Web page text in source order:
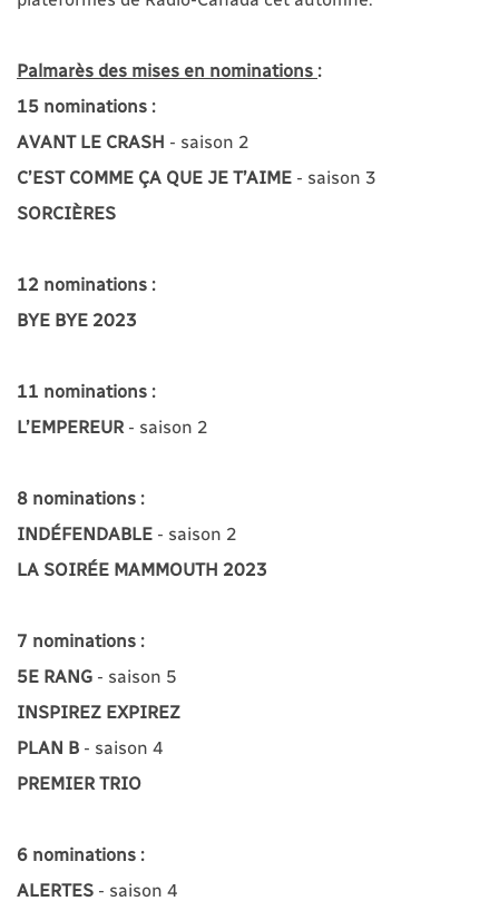
Palmarès des mises en nominations :
15 nominations :
AVANT LE CRASH - saison 2
C’EST COMME ÇA QUE JE T’AIME - saison 3
SORCIÈRES
12 nominations :
BYE BYE 2023
11 nominations :
L’EMPEREUR - saison 2
8 nominations :
INDÉFENDABLE - saison 2
LA SOIRÉE MAMMOUTH 2023
7 nominations :
5E RANG - saison 5
INSPIREZ EXPIREZ
PLAN B - saison 4
PREMIER TRIO
6 nominations :
ALERTES - saison 4